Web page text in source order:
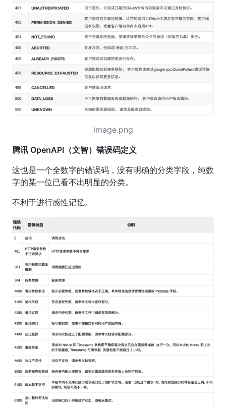
image.png
腾讯 OpenAPI（文智）错误码定义
这也是一个全数字的错误码，没有明确的分类字段，纯数
字的某一位已看不出明显的分类。
不利于进行感性记忆。